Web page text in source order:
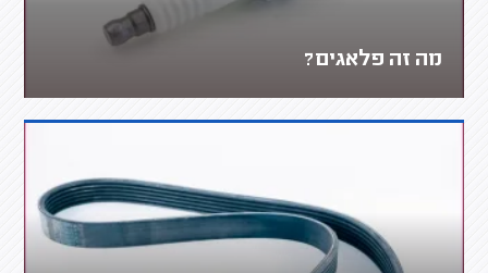
מה זה פלאגים?